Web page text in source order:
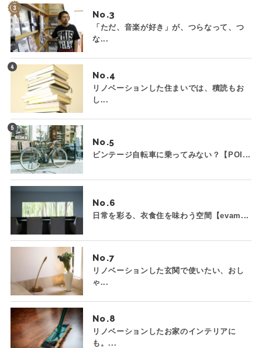
No.
「ただ、音楽が好き」が、つらなって、つ
な...
No.
リノベーションした住まいでは、積読もお
し...
No.
ビンテージ自転車に乗ってみない？【POI...
No.
日常を彩る、衣食住を味わう空間【evam...
No.
リノベーションした玄関で使いたい、おし
ゃ...
No.
リノベーションしたお家のインテリアに
も。...